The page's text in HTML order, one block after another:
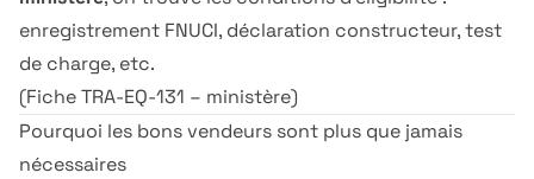
enregistrement FNUCI, déclaration constructeur, test
de charge, etc.
(Fiche TRA-EQ-131 – ministère)
Pourquoi les bons vendeurs sont plus que jamais
nécessaires